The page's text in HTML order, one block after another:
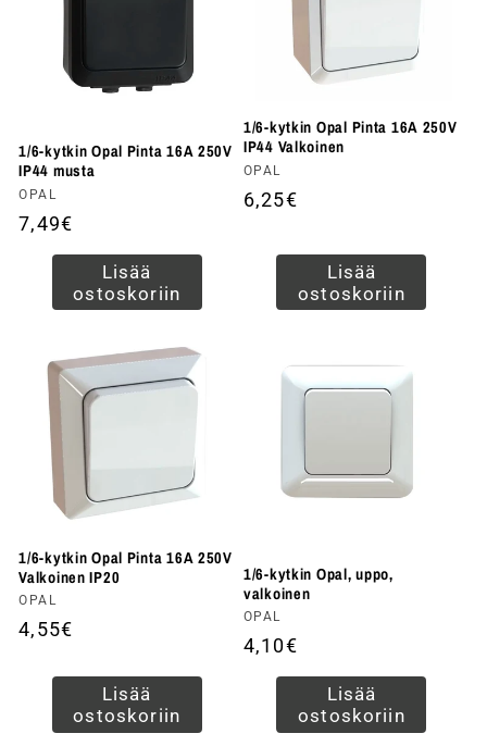
1/6-kytkin Opal Pinta 16A 250V
IP44 musta
Myyjä:
OPAL
Normaalihinta
7,49€
Lisää
ostoskoriin
1/6-kytkin Opal Pinta 16A 250V
IP44 Valkoinen
Myyjä:
OPAL
Normaalihinta
6,25€
Lisää
ostoskoriin
1/6-kytkin Opal Pinta 16A 250V
Valkoinen IP20
Myyjä:
OPAL
Normaalihinta
4,55€
Lisää
ostoskoriin
1/6-kytkin Opal, uppo,
valkoinen
Myyjä:
OPAL
Normaalihinta
4,10€
Lisää
ostoskoriin